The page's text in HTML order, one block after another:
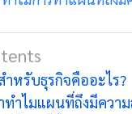
หรับธุรกิจคืออะไร?
ทำไมแผนที่ถึงมีควา